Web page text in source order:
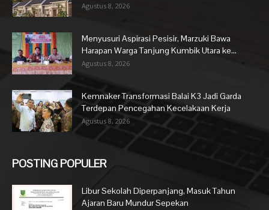
Agustus 8, 2026
Menyusuri Aspirasi Pesisir, Marzuki Bawa
Harapan Warga Tanjung Kumbik Utara ke...
Agustus 8, 2026
Kemnaker Transformasi Balai K3 Jadi Garda
Terdepan Pencegahan Kecelakaan Kerja
Agustus 8, 2026
POSTING POPULER
Libur Sekolah Diperpanjang, Masuk Tahun
Ajaran Baru Mundur Sepekan